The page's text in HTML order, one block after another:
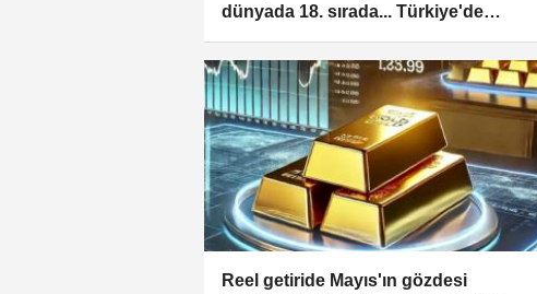
dünyada 18. sırada... Türkiye'de
Reel getiride Mayıs'ın gözdesi